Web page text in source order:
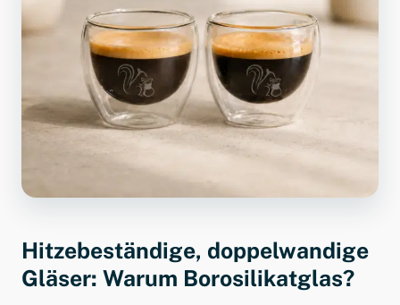
Hitzebeständige, doppelwandige
Gläser: Warum Borosilikatglas?